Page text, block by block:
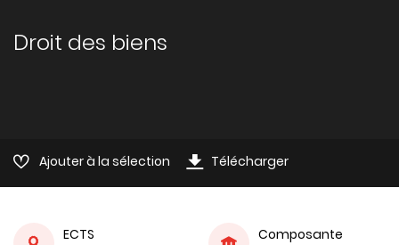
Droit des biens
Ajouter à la sélection Télécharger
ECTS
Composante